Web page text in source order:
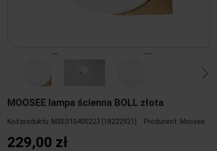
MOOSEE lampa ścienna BOLL złota
Kod produktu: MSE010400223 [18222921] Producent: Moosee
229,00 zł